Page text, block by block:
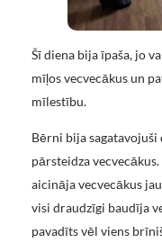
Šī diena bija īpaša, jo
mīļos vecvecākus un
mīlestību.
Bērni bija sagatavojuši
pārsteidza
aicināja vecvecākus
visi draudzīgi baudīja
pavadīts vēl viens